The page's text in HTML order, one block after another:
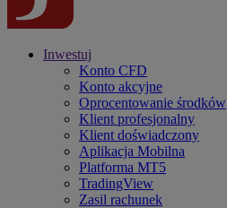
Inwestuj
Konto CFD
Konto akcyjne
Oprocentowanie środków
Klient profesjonalny
Klient doświadczony
Aplikacja Mobilna
Platforma MT5
TradingView
Zasil rachunek